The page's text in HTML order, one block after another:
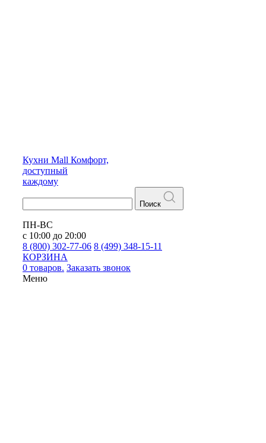
Кухни Mall Комфорт,
доступный
каждому
Поиск
ПН-ВС
с 10:00 до 20:00
8 (800) 302-77-06 8 (499) 348-15-11
КОРЗИНА
0 товаров. Заказать звонок
Меню